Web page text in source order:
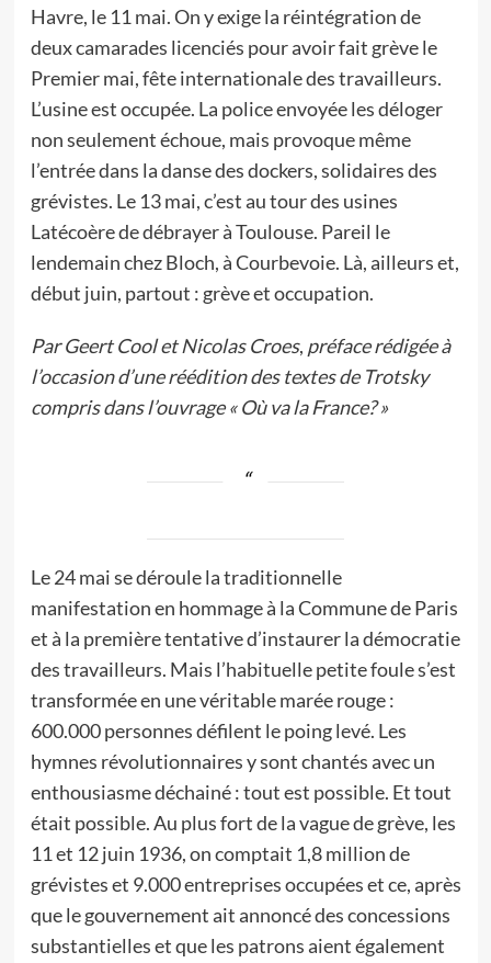
Havre, le 11 mai. On y exige la réintégration de
deux camarades licenciés pour avoir fait grève le
Premier mai, fête internationale des travailleurs.
L’usine est occupée. La police envoyée les déloger
non seulement échoue, mais provoque même
l’entrée dans la danse des dockers, solidaires des
grévistes. Le 13 mai, c’est au tour des usines
Latécoère de débrayer à Toulouse. Pareil le
lendemain chez Bloch, à Courbevoie. Là, ailleurs et,
début juin, partout : grève et occupation.
Par Geert Cool et Nicolas Croes, préface rédigée à
l’occasion d’une réédition des textes de Trotsky
compris dans l’ouvrage « Où va la France? »
Le 24 mai se déroule la traditionnelle
manifestation en hommage à la Commune de Paris
et à la première tentative d’instaurer la démocratie
des travailleurs. Mais l’habituelle petite foule s’est
transformée en une véritable marée rouge :
600.000 personnes défilent le poing levé. Les
hymnes révolutionnaires y sont chantés avec un
enthousiasme déchainé : tout est possible. Et tout
était possible. Au plus fort de la vague de grève, les
11 et 12 juin 1936, on comptait 1,8 million de
grévistes et 9.000 entreprises occupées et ce, après
que le gouvernement ait annoncé des concessions
substantielles et que les patrons aient également